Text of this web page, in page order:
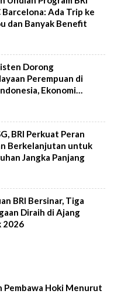
Barcelona: Ada Trip ke
dan Banyak Benefit
Dorong
Perempuan di
Ekonomi
Hari Kartini
BRI Perkuat Peran
Berkelanjutan untuk
Jangka Panjang
BRI Bersinar, Tiga
Diraih di Ajang
2026
Pembawa Hoki Menurut